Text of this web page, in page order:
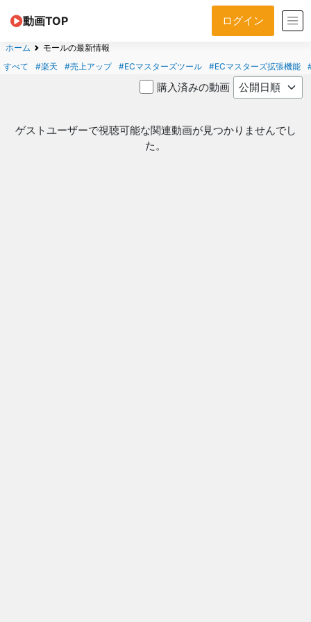
動画TOP ログイン
ホーム
モールの最新情報
すべて
#楽天 #売上アップ #ECマスターズツール #ECマスターズ拡張機能
購入済みの動画
ゲストユーザーで視聴可能な関連動画が見つかりませんでし
た。